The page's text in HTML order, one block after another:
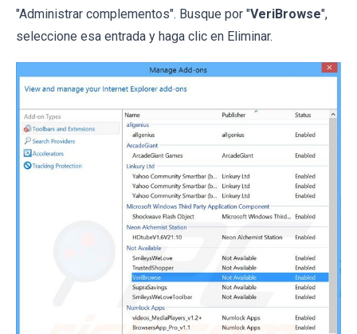
"Administrar complementos". Busque por "VeriBrowse",
seleccione esa entrada y haga clic en Eliminar.